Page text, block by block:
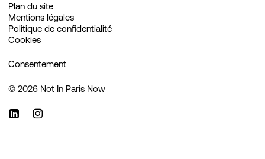
Plan du site
Mentions légales
Politique de confidentialité
Cookies
Consentement
© 2026Not In Paris Now